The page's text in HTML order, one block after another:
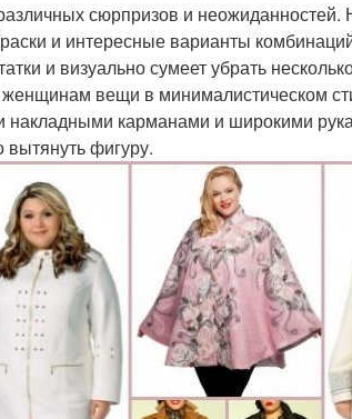
сюрпризов и неожиданностей.
и интересные варианты
и визуально сумеет убрать
вещи в минималистическом
карманами и широкими
вытянуть фигуру.